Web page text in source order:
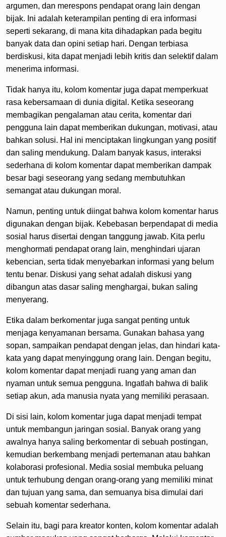
argumen, dan merespons pendapat orang lain dengan
bijak. Ini adalah keterampilan penting di era informasi
seperti sekarang, di mana kita dihadapkan pada begitu
banyak data dan opini setiap hari. Dengan terbiasa
berdiskusi, kita dapat menjadi lebih kritis dan selektif dalam
menerima informasi.
Tidak hanya itu, kolom komentar juga dapat memperkuat
rasa kebersamaan di dunia digital. Ketika seseorang
membagikan pengalaman atau cerita, komentar dari
pengguna lain dapat memberikan dukungan, motivasi, atau
bahkan solusi. Hal ini menciptakan lingkungan yang positif
dan saling mendukung. Dalam banyak kasus, interaksi
sederhana di kolom komentar dapat memberikan dampak
besar bagi seseorang yang sedang membutuhkan
semangat atau dukungan moral.
Namun, penting untuk diingat bahwa kolom komentar harus
digunakan dengan bijak. Kebebasan berpendapat di media
sosial harus disertai dengan tanggung jawab. Kita perlu
menghormati pendapat orang lain, menghindari ujaran
kebencian, serta tidak menyebarkan informasi yang belum
tentu benar. Diskusi yang sehat adalah diskusi yang
dibangun atas dasar saling menghargai, bukan saling
menyerang.
Etika dalam berkomentar juga sangat penting untuk
menjaga kenyamanan bersama. Gunakan bahasa yang
sopan, sampaikan pendapat dengan jelas, dan hindari kata-
kata yang dapat menyinggung orang lain. Dengan begitu,
kolom komentar dapat menjadi ruang yang aman dan
nyaman untuk semua pengguna. Ingatlah bahwa di balik
setiap akun, ada manusia nyata yang memiliki perasaan.
Di sisi lain, kolom komentar juga dapat menjadi tempat
untuk membangun jaringan sosial. Banyak orang yang
awalnya hanya saling berkomentar di sebuah postingan,
kemudian berkembang menjadi pertemanan atau bahkan
kolaborasi profesional. Media sosial membuka peluang
untuk terhubung dengan orang-orang yang memiliki minat
dan tujuan yang sama, dan semuanya bisa dimulai dari
sebuah komentar sederhana.
Selain itu, bagi para kreator konten, kolom komentar adalah